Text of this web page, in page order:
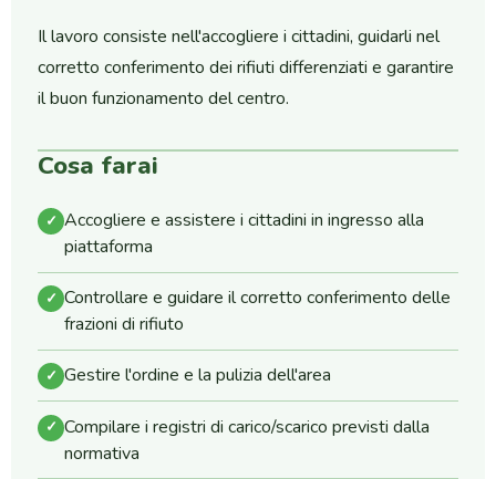
Il lavoro consiste nell'accogliere i cittadini, guidarli nel
corretto conferimento dei rifiuti differenziati e garantire
il buon funzionamento del centro.
Cosa farai
✓ Accogliere e assistere i cittadini in ingresso alla
piattaforma
✓ Controllare e guidare il corretto conferimento delle
frazioni di rifiuto
✓ Gestire l'ordine e la pulizia dell'area
✓ Compilare i registri di carico/scarico previsti dalla
normativa